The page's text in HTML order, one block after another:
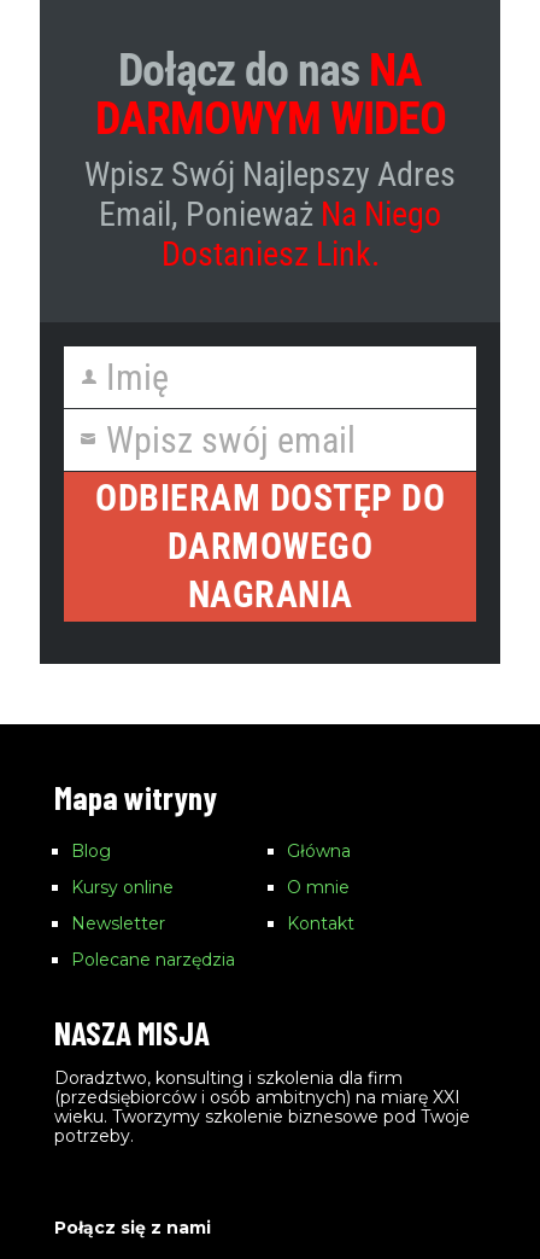
Dołącz do nas NA
DARMOWYM WIDEO
Wpisz Swój Najlepszy Adres
Email, Ponieważ Na Niego
Dostaniesz Link.
First
Name
Imię
Your
email
Wpisz swój email
ODBIERAM DOSTĘP DO
DARMOWEGO
NAGRANIA
Mapa witryny
Blog
Kursy online
Newsletter
Polecane narzędzia
Główna
O mnie
Kontakt
NASZA MISJA
Doradztwo, konsulting i szkolenia dla firm
(przedsiębiorców i osób ambitnych) na miarę XXI
wieku. Tworzymy szkolenie biznesowe pod Twoje
potrzeby.
Połącz się z nami